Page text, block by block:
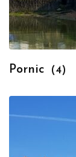
Pornic (4)